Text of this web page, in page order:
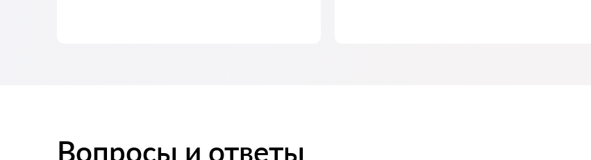
Вопросы и ответы